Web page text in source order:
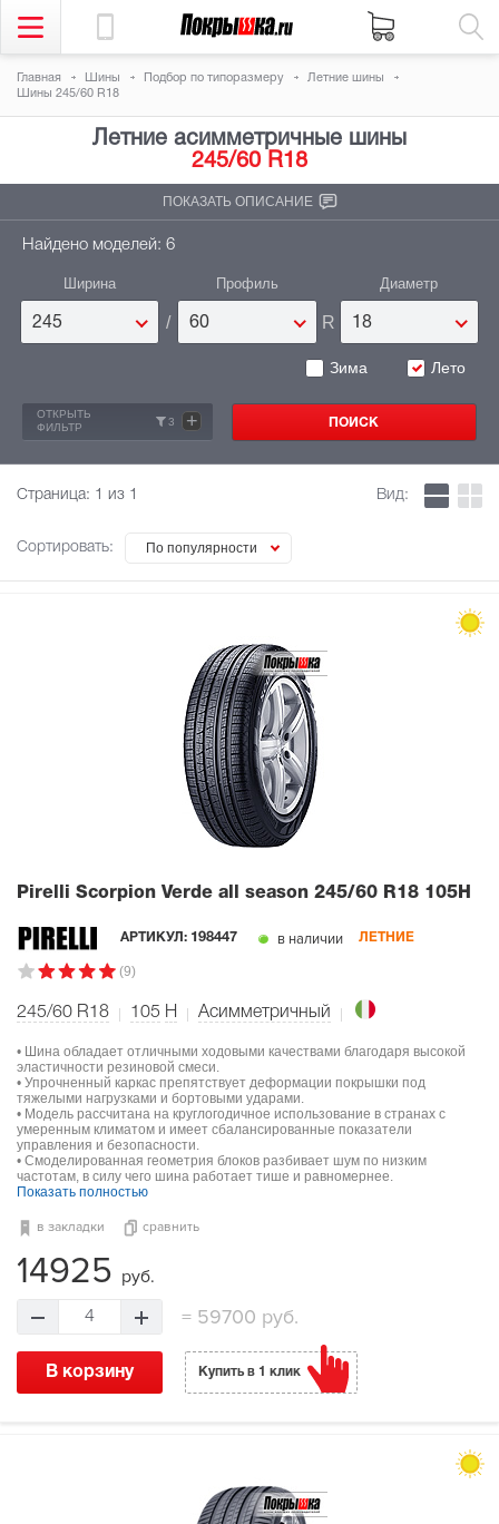
Главная Шины Подбор по типоразмеру
Летние шины
Шины 245/60 R18
Летние асимметричные шины
245/60 R18
ПОКАЗАТЬ ОПИСАНИЕ
Найдено моделей: 6
Ширина
245 /
Профиль
60 R
Диаметр
18
Зима Лето
ОТКРЫТЬ
ФИЛЬТР
3 +
Страница: 1 из 1
Сортировать: По популярности
Вид:
Pirelli Scorpion Verde all season 245/60 R18 105H
АРТИКУЛ: 198447 в наличии ЛЕТНИЕ
(9)
245/60 R18 105 H Асимметричный
• Шина обладает отличными ходовыми качествами благодаря высокой
эластичности резиновой смеси.
• Упрочненный каркас препятствует деформации покрышки под
тяжелыми нагрузками и бортовыми ударами.
• Модель рассчитана на круглогодичное использование в странах с
умеренным климатом и имеет сбалансированные показатели
управления и безопасности.
• Смоделированная геометрия блоков разбивает шум по низким
частотам, в силу чего шина работает тише и равномернее.
Показать полностью
в закладки сравнить
14925 руб.
4 = 59700 руб.
В корзину Купить в 1 клик